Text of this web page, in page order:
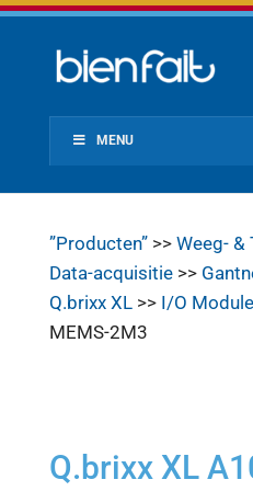
MENU
”Producten”>> Weeg- &
Data-acquisitie>>
Q.brixx XL>> I/O
MEMS-2M3
Q.brixx XL